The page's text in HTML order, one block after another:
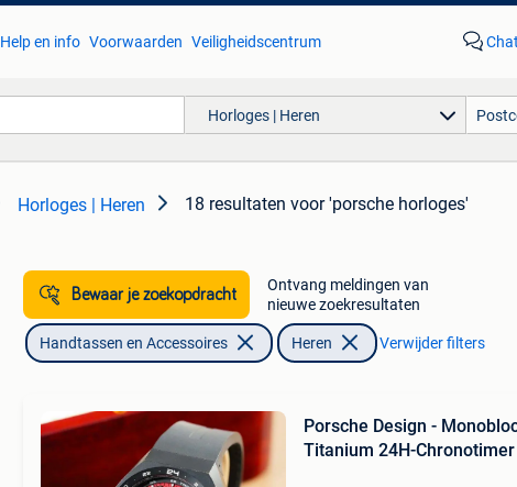
Help en info Voorwaarden Veiligheidscentrum Chat
Horloges | Heren
Horloges | Heren 18 resultaten voor 'porsche horloges'
Bewaar je zoekopdracht
Ontvang meldingen van
nieuwe zoekresultaten
Handtassen en Accessoires Heren Verwijder filters
Porsche Design -
Titanium 24H-Chronotimer